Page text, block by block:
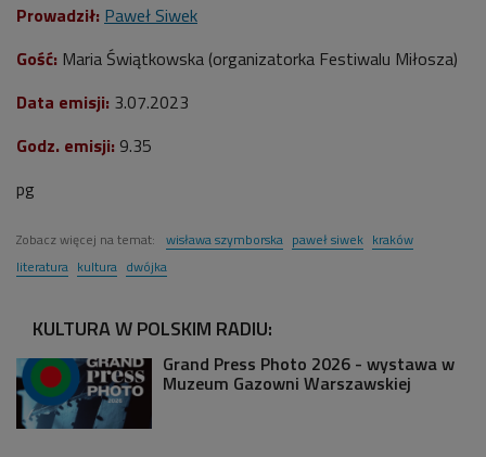
Prowadził: Paweł Siwek
Gość: Maria Świątkowska (organizatorka Festiwalu Miłosza)
Data emisji: 3.07.2023
Godz. emisji: 9.35
pg
Zobacz więcej na temat: wisława szymborska paweł siwek kraków
literatura kultura dwójka
KULTURA W POLSKIM RADIU:
Grand Press Photo 2026 - wystawa w
Muzeum Gazowni Warszawskiej